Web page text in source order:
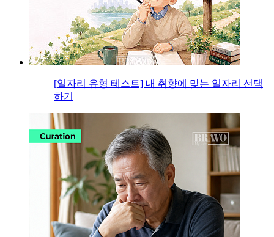
[일자리 유형 테스트] 내 취향에 맞는 일자리 선택
하기